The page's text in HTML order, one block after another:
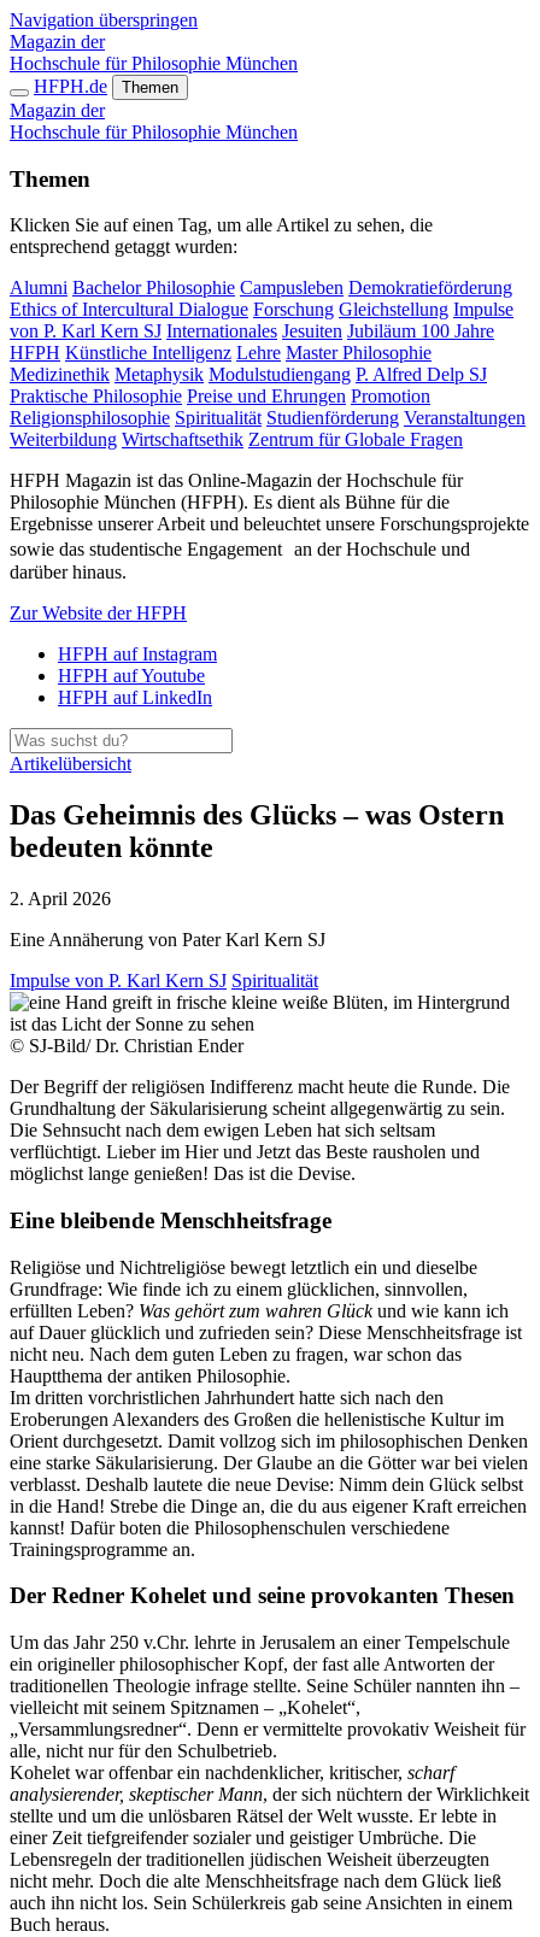
Navigation überspringen
Magazin der
Hochschule für Philosophie München
HFPH.de
Themen
Magazin der
Hochschule für Philosophie München
Themen
Klicken Sie auf einen Tag, um alle Artikel zu sehen, die
entsprechend getaggt wurden:
Alumni Bachelor Philosophie Campusleben Demokratieförderung
Ethics of Intercultural Dialogue Forschung Gleichstellung Impulse
von P. Karl Kern SJ Internationales Jesuiten Jubiläum 100 Jahre
HFPH Künstliche Intelligenz Lehre Master Philosophie
Medizinethik Metaphysik Modulstudiengang P. Alfred Delp SJ
Praktische Philosophie Preise und Ehrungen Promotion
Religionsphilosophie Spiritualität Studienförderung Veranstaltungen
Weiterbildung Wirtschaftsethik Zentrum für Globale Fragen
HFPH Magazin ist das Online-Magazin der Hochschule für
Philosophie München (HFPH). Es dient als Bühne für die
Ergebnisse unserer Arbeit und beleuchtet unsere Forschungsprojekte
sowie das studentische Engagement an der Hochschule und
darüber hinaus.
Zur Website der HFPH
HFPH auf Instagram
HFPH auf Youtube
HFPH auf LinkedIn
Artikelübersicht
Das Geheimnis des Glücks – was Ostern
bedeuten könnte
2. April 2026
Eine Annäherung von Pater Karl Kern SJ
Impulse von P. Karl Kern SJ Spiritualität
© SJ-Bild/ Dr. Christian Ender
Der Begriff der religiösen Indifferenz macht heute die Runde. Die
Grundhaltung der Säkularisierung scheint allgegenwärtig zu sein.
Die Sehnsucht nach dem ewigen Leben hat sich seltsam
verflüchtigt. Lieber im Hier und Jetzt das Beste rausholen und
möglichst lange genießen! Das ist die Devise.
Eine bleibende Menschheitsfrage
Religiöse und Nichtreligiöse bewegt letztlich ein und dieselbe
Grundfrage: Wie finde ich zu einem glücklichen, sinnvollen,
erfüllten Leben? Was gehört zum wahren Glückund wie kann ich
auf Dauer glücklich und zufrieden sein? Diese Menschheitsfrage ist
nicht neu. Nach dem guten Leben zu fragen, war schon das
Hauptthema der antiken Philosophie.
Im dritten vorchristlichen Jahrhundert hatte sich nach den
Eroberungen Alexanders des Großen die hellenistische Kultur im
Orient durchgesetzt. Damit vollzog sich im philosophischen Denken
eine starke Säkularisierung. Der Glaube an die Götter war bei vielen
verblasst. Deshalb lautete die neue Devise: Nimm dein Glück selbst
in die Hand! Strebe die Dinge an, die du aus eigener Kraft erreichen
kannst! Dafür boten die Philosophenschulen verschiedene
Trainingsprogramme an.
Der Redner Kohelet und seine provokanten Thesen
Um das Jahr 250 v.Chr. lehrte in Jerusalem an einer Tempelschule
ein origineller philosophischer Kopf, der fast alle Antworten der
traditionellen Theologie infrage stellte. Seine Schüler nannten ihn –
vielleicht mit seinem Spitznamen – „Kohelet“,
„Versammlungsredner“. Denn er vermittelte provokativ Weisheit für
alle, nicht nur für den Schulbetrieb.
Kohelet war offenbar ein nachdenklicher, kritischer, scharf
analysierender, skeptischer Mann, der sich nüchtern der Wirklichkeit
stellte und um die unlösbaren Rätsel der Welt wusste. Er lebte in
einer Zeit tiefgreifender sozialer und geistiger Umbrüche. Die
Lebensregeln der traditionellen jüdischen Weisheit überzeugten
nicht mehr. Doch die alte Menschheitsfrage nach dem Glück ließ
auch ihn nicht los. Sein Schülerkreis gab seine Ansichten in einem
Buch heraus.